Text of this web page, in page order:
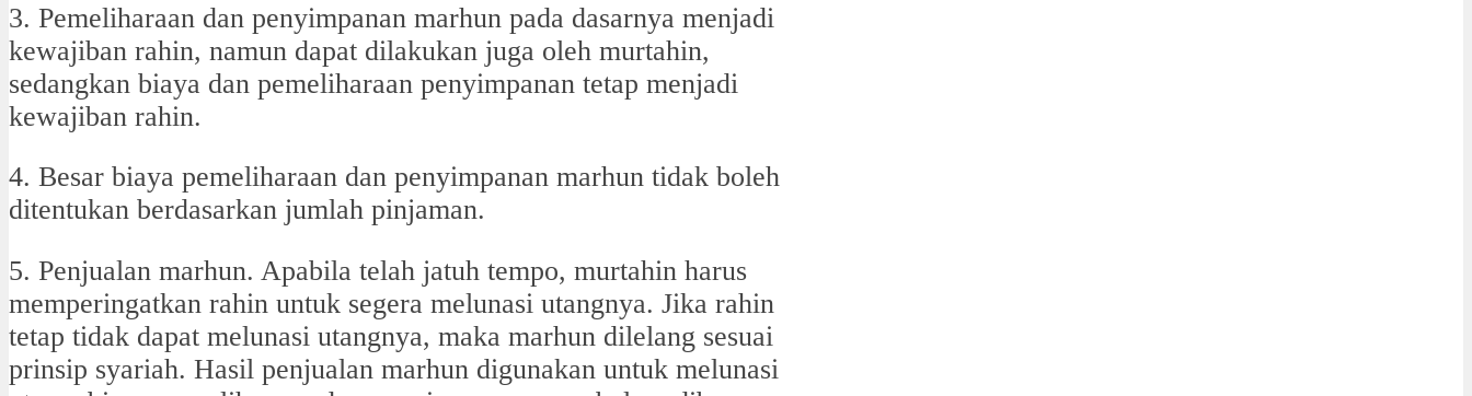
3. Pemeliharaan dan penyimpanan marhun pada dasarnya menjadi
kewajiban rahin, namun dapat dilakukan juga oleh murtahin,
sedangkan biaya dan pemeliharaan penyimpanan tetap menjadi
kewajiban rahin.
4. Besar biaya pemeliharaan dan penyimpanan marhun tidak boleh
ditentukan berdasarkan jumlah pinjaman.
5. Penjualan marhun. Apabila telah jatuh tempo, murtahin harus
memperingatkan rahin untuk segera melunasi utangnya. Jika rahin
tetap tidak dapat melunasi utangnya, maka marhun dilelang sesuai
prinsip syariah. Hasil penjualan marhun digunakan untuk melunasi